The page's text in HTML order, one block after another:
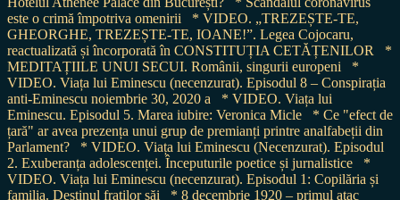
este o crimă împotriva omenirii
* VIDEO. „TREZEȘTE-TE,
GHEORGHE, TREZEȘTE-TE, IOANE!”. Legea Cojocaru,
reactualizată și încorporată în CONSTITUȚIA CETĂȚENILOR
*
MEDITAȚIILE UNUI SECUI. Românii, singurii europeni
*
VIDEO. Viața lui Eminescu (necenzurat). Episodul 8 – Conspirația
anti-Eminescu noiembrie 30, 2020 a
* VIDEO. Viața lui
Eminescu. Episodul 5. Marea iubire: Veronica Micle
* Ce "efect de
țară" ar avea prezența unui grup de premianți printre analfabeții din
Parlament?
* VIDEO. Viața lui Eminescu (Necenzurat). Episodul
2. Exuberanța adolescenței. Începuturile poetice și jurnalistice
*
VIDEO. Viața lui Eminescu (necenzurat). Episodul 1: Copilăria și
familia. Destinul fraților săi
* 8 decembrie 1920 – primul atac